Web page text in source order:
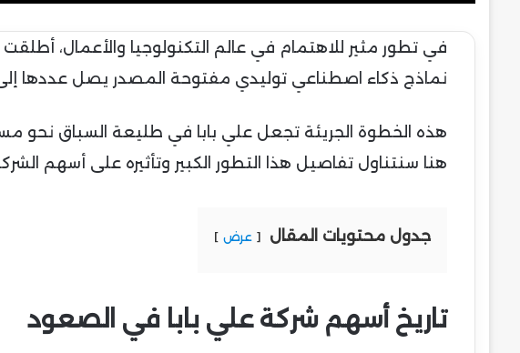
في تطور مثير للاهتمام في عالم التكنولوجيا والأعمال،
نماذج ذكاء اصطناعي توليدي مفتوحة المصدر يصل عددها إلى 100
هذه الخطوة الجريئة تجعل علي بابا في طليعة السباق نحو
هنا سنتناول تفاصيل هذا التطور الكبير وتأثيره على أسهم
جدول محتويات المقال عرض
تاريخ أسهم شركة علي بابا في الصعود